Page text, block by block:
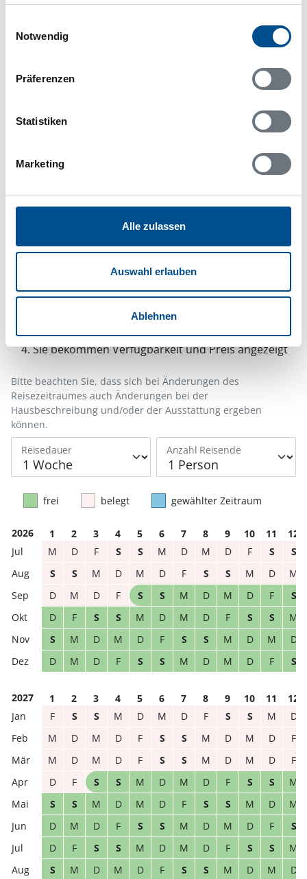
Notwendig
Präferenzen
Statistiken
Marketing
Alle zulassen
Auswahl erlauben
Ablehnen
Das Bereitstellen und Ausführen einiger
verhindert. Um die Funktionen nutzen zu können,
deaktivieren Sie bitte den Blocker für diese Seite
Hinweis:
Nachdem Sie Ihre Erlaubnis gegeben
welche Funktionen genutzt werden sollen.
Belegungskalender
Reisedauer auswählen
Anzahl Reisende auswählen
Anreisetag im Belegungskalender anklicken
Sie bekommen Verfügbarkeit und Preis angezeigt
Reisedauer Anzahl Reisende
Bitte beachten Sie, dass sich bei Änderungen des
Reisezeitraumes auch Änderungen bei der
Hausbeschreibung und/oder der Ausstattung ergeben
können.
frei belegt gewählter Zeitraum
2026 1 2 3 4 5 6 7 8 9 10 11
12
M
D F S S M D M D F S
S
S
S M D M D F S S M D
M
D
M D F S S M D M D F
S
D
F S S M D M D F S S
M
S
M D M D F S S M D M
D
D
M D F S S M D M D F S
2027 1 2 3 4 5 6 7 8 9 10 11
12
F
S S M D M D F S S M
D
M
D M D F S S M D M D
F
M
D M D F S S M D M D
F
D
F S S M D M D F S S
M
S
S M D M D F S S M D
M
D
M D F S S M D M D F
S
D
F S S M D M D F S S
M
S
M D M D F S S M D M
D